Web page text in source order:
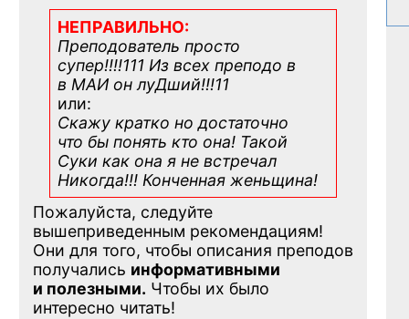
НЕПРАВИЛЬНО:
Преподователь просто
супер!!!!111 Из всех преподо в
в МАИ он луДший!!!11
или:
Скажу кратко но достаточно
что бы понять кто она! Такой
Суки как она я не встречал
Никогда!!! Конченная женьщина!
Пожалуйста, следуйте
вышеприведенным рекомендациям!
Они для того, чтобы описания преподов
получались информативными
и полезными. Чтобы их было
интересно читать!